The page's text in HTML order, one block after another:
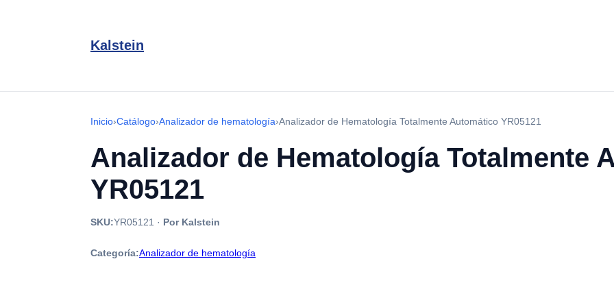
Kalstein
Inicio›Catálogo›Analizador de hematología›Analizador de Hematología Totalmente Automático YR05121
Analizador de Hematología Totalmente
YR05121
SKU:YR05121 · Por Kalstein
Categoría:Analizador de hematología